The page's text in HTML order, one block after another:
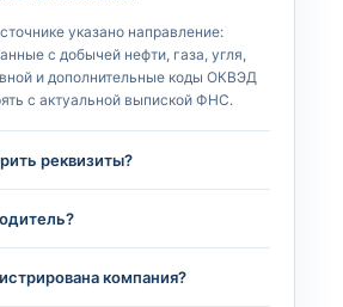
указано направление:
с добычей нефти, газа, угля,
и дополнительные коды ОКВЭД
с актуальной выпиской ФНС.
реквизиты?
компания?